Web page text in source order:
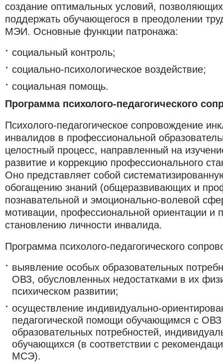
создание оптимальных условий,
поддержать обучающегося в преодолении
МЭИ. Основные функции патронажа:
социальный контроль;
социально-психологическое воздействие;
социальная помощь.
Программа психолого-педагогического
Психолого-педагогическое сопровождение
инвалидов в профессиональной
целостный процесс, направленный на
развитие и коррекцию профессионального
Оно представляет собой
обогащению знаний (общеразвивающих и
познавательной и эмоционально-волевой
мотивации, профессиональной ориентации и
становлению личности инвалида.
Программа психолого-педагогического
выявление особых образовательных
ОВЗ, обусловленных недостатками в их
психическом развитии;
осуществление индивидуально-
педагогической помощи обучающимся с
образовательных потребностей,
обучающихся (в соответствии с
МСЭ).